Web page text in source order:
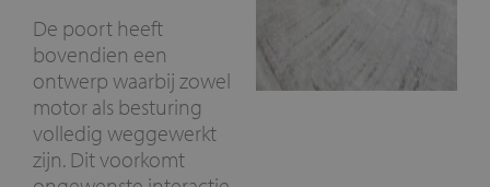
De poort heeft
bovendien een
ontwerp waarbij zowel
motor als besturing
volledig weggewerkt
zijn. Dit voorkomt